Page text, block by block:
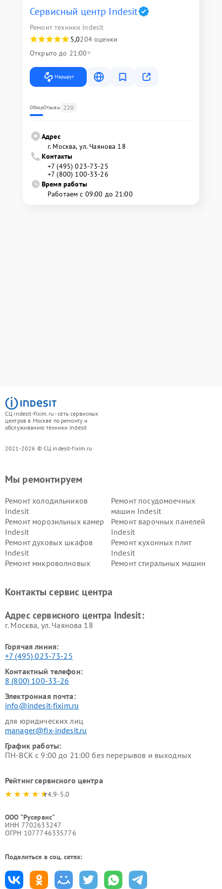
Сервисный центр Indesit
Ремонт техники Indesit
5,0204 оценки
Открыто до 21:00
Маршрут
ОбзорОтзывы 220
Адрес
г. Москва, ул. Чаянова 18
Контакты
+7 (495) 023-73-25
+7 (800) 100-33-26
Время работы
Работаем с 09:00 до 21:00
СЦ indesit-fixim.ru - сеть сервисных
центров в Москве по ремонту и
обслуживанию техники Indesit
2021-2026 © СЦ indesit-fixim.ru
Мы ремонтируем
Ремонт холодильников
Indesit
Ремонт посудомоечных
машин Indesit
Ремонт морозильных камер
Indesit
Ремонт варочных панелей
Indesit
Ремонт духовых шкафов
Indesit
Ремонт кухонных плит
Indesit
Ремонт микроволновых
Ремонт стиральных машин
Indesit
Indesit
Контакты сервис центра
Адрес сервисного центра Indesit:
г. Москва, ул. Чаянова 18
Горячая линия:
+7 (495) 023-73-25
Контактный телефон:
8 (800) 100-33-26
Электронная почта:
info@indesit-fixim.ru
для юридических лиц
manager@fix-indesit.ru
График работы:
ПН-ВСК с 9:00 до 21:00 без перерывов и выходных
Рейтинг сервисного центра
4.9-5.0
ООО "Русервис"
ИНН 7702633247
ОГРН 1077746335776
Поделиться в соц. сетях: